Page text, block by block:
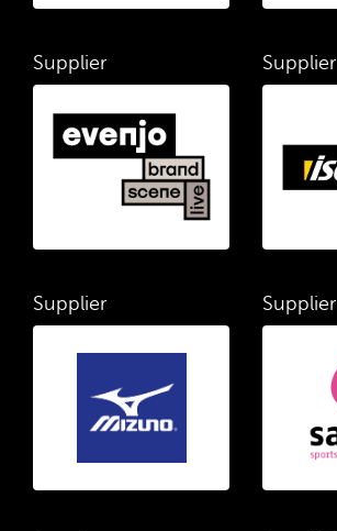
Supplier Supplier
Supplier Supplier